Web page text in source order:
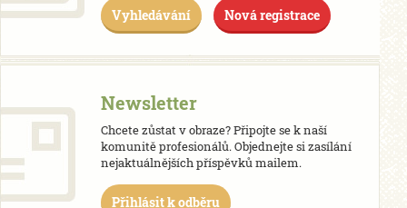
Vyhledávání Nová registrace
Newsletter
Chcete zůstat v obraze? Připojte se k naší
komunitě profesionálů. Objednejte si zasílání
nejaktuálnějších příspěvků mailem.
Přihlásit k odběru